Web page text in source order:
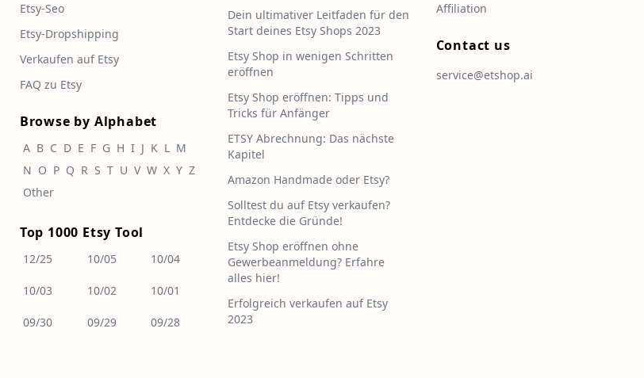
Etsy-Seo
Etsy-Dropshipping
Verkaufen auf Etsy
FAQ zu Etsy
Browse by Alphabet
A B C D E F G H I J K L M
N O P Q R S T U V W X Y Z
Other
Top 1000 Etsy Tool
12/25 10/05 10/04
10/03 10/02 10/01
09/30 09/29 09/28
Dein ultimativer Leitfaden für den
Start deines Etsy Shops 2023
Etsy Shop in wenigen Schritten
eröffnen
Etsy Shop eröffnen: Tipps und
Tricks für Anfänger
ETSY Abrechnung: Das nächste
Kapitel
Amazon Handmade oder Etsy?
Solltest du auf Etsy verkaufen?
Entdecke die Gründe!
Etsy Shop eröffnen ohne
Gewerbeanmeldung? Erfahre
alles hier!
Erfolgreich verkaufen auf Etsy
2023
Affiliation
Contact us
service@etshop.ai